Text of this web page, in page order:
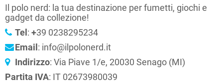
Il polo nerd: la tua destinazione per fumetti, giochi e
gadget da collezione!
Tel : +39 0238295234
Email : info@ilpolonerd.it
Indirizzo: Via Piave 1/e, 20030 Senago (MI)
Partita IVA: IT 02673980039